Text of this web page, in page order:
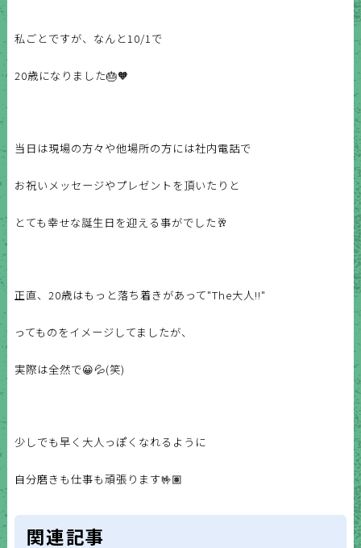
私ごとですが、なんと10/1で
20歳になりました🎂🧡
当日は現場の方々や他場所の方には社内電話で
お祝いメッセージやプレゼントを頂いたりと
とても幸せな誕生日を迎える事がでした🥂
正直、20歳はもっと落ち着きがあって"The大人!!"
ってものをイメージしてましたが、
実際は全然で😀💦(笑)
少しでも早く大人っぽくなれるように
自分磨きも仕事も頑張ります🤟🏽
関連記事